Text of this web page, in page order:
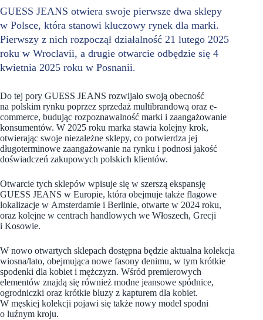
GUESS JEANS otwiera swoje pierwsze dwa sklepy
w Polsce, która stanowi kluczowy rynek dla marki.
Pierwszy z nich rozpoczął działalność 21 lutego 2025
roku w Wroclavii, a drugie otwarcie odbędzie się 4
kwietnia 2025 roku w Posnanii.
Do tej pory GUESS JEANS rozwijało swoją obecność
na polskim rynku poprzez sprzedaż multibrandową oraz e-
commerce, budując rozpoznawalność marki i zaangażowanie
konsumentów. W 2025 roku marka stawia kolejny krok,
otwierając swoje niezależne sklepy, co potwierdza jej
długoterminowe zaangażowanie na rynku i podnosi jakość
doświadczeń zakupowych polskich klientów.
Otwarcie tych sklepów wpisuje się w szerszą ekspansję
GUESS JEANS w Europie, która obejmuje także flagowe
lokalizacje w Amsterdamie i Berlinie, otwarte w 2024 roku,
oraz kolejne w centrach handlowych we Włoszech, Grecji
i Kosowie.
W nowo otwartych sklepach dostępna będzie aktualna kolekcja
wiosna/lato, obejmująca nowe fasony denimu, w tym krótkie
spodenki dla kobiet i mężczyzn. Wśród premierowych
elementów znajdą się również modne jeansowe spódnice,
ogrodniczki oraz krótkie bluzy z kapturem dla kobiet.
W męskiej kolekcji pojawi się także nowy model spodni
o luźnym kroju.